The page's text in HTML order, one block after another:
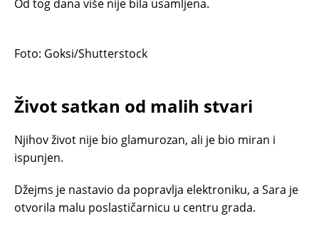
Od tog dana više nije bila usamljena.
Foto: Goksi/Shutterstock
Život satkan od malih stvari
Njihov život nije bio glamurozan, ali je bio miran i
ispunjen.
Džejms je nastavio da popravlja elektroniku, a Sara je
otvorila malu poslastičarnicu u centru grada.